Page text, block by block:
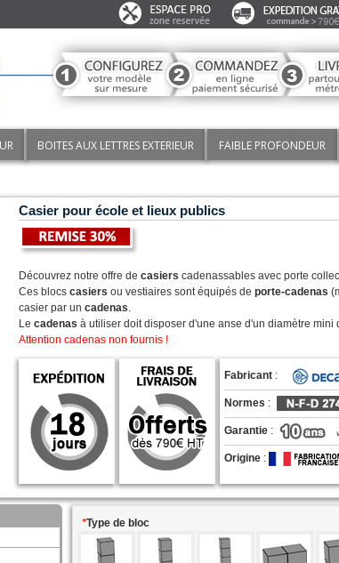
BOITES AUX LETTRES EXTERIEUR FAIBLE PROFONDEUR
Casier pour école et lieux publics
REMISE
:30%
Découvrez notre offre de casiers cadenassables avec porte
Ces blocs casiers ou vestiaires sont équipés de porte-cadenas
casier par un cadenas.
Le cadenas à utiliser doit disposer d'une anse d'un diamètre mini
Attention cadenas non fournis !
Fabricant :
Normes :
Garantie :
Origine :
*Type de bloc